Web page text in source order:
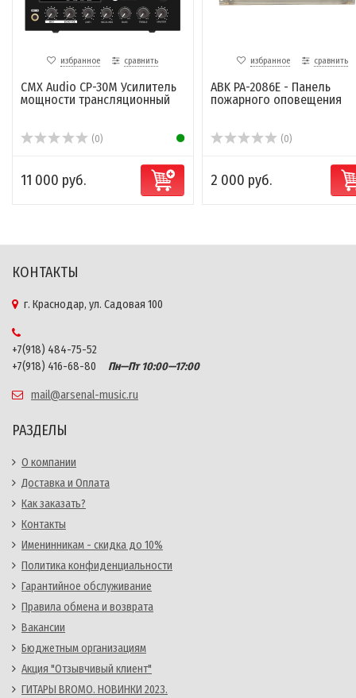
избранное сравнить
CMX Audio CP-30M Усилитель
мощности трансляционный
(0)
11 000 руб.
избранное сравнить
ABK PA-2086E - Панель
пожарного оповещения
(0)
2 000 руб.
КОНТАКТЫ
г. Краснодар, ул. Садовая 100
+7(918) 484-75-52
+7(918) 416-68-80
Пн—Пт 10:00—17:00
mail@arsenal-music.ru
РАЗДЕЛЫ
О компании
Доставка и Оплата
Как заказать?
Контакты
Именинникам - скидка до 10%
Политика конфиденциальности
Гарантийное обслуживание
Правила обмена и возврата
Вакансии
Бюджетным организациям
Акция "Отзывчивый клиент"
ГИТАРЫ BROMO. НОВИНКИ 2023.